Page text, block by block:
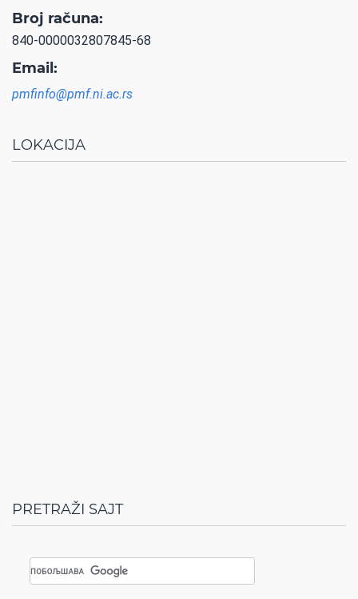
Broj računa:
840-0000032807845-68
Email:
pmfinfo@pmf.ni.ac.rs
LOKACIJA
PRETRAŽI SAJT